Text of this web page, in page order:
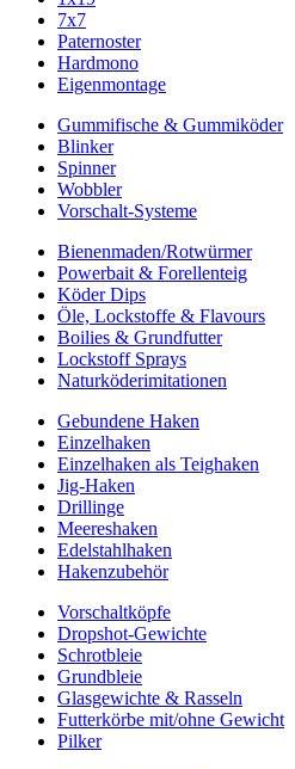
7x7
Paternoster
Hardmono
Eigenmontage
Gummifische & Gummiköder
Blinker
Spinner
Wobbler
Vorschalt-Systeme
Bienenmaden/Rotwürmer
Powerbait & Forellenteig
Köder Dips
Öle, Lockstoffe & Flavours
Boilies & Grundfutter
Lockstoff Sprays
Naturköderimitationen
Gebundene Haken
Einzelhaken
Einzelhaken als Teighaken
Jig-Haken
Drillinge
Meereshaken
Edelstahlhaken
Hakenzubehör
Vorschaltköpfe
Dropshot-Gewichte
Schrotbleie
Grundbleie
Glasgewichte & Rasseln
Futterkörbe mit/ohne Gewicht
Pilker